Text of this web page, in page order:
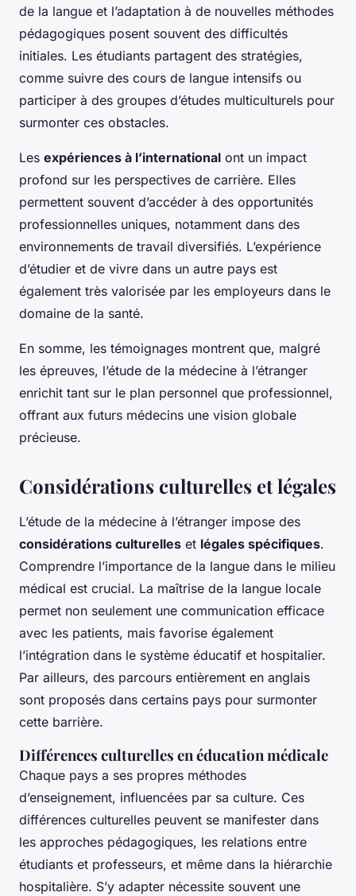
de la langue et l’adaptation à de nouvelles méthodes
pédagogiques posent souvent des difficultés
initiales. Les étudiants partagent des stratégies,
comme suivre des cours de langue intensifs ou
participer à des groupes d’études multiculturels pour
surmonter ces obstacles.
Les expériences à l’international ont un impact
profond sur les perspectives de carrière. Elles
permettent souvent d’accéder à des opportunités
professionnelles uniques, notamment dans des
environnements de travail diversifiés. L’expérience
d’étudier et de vivre dans un autre pays est
également très valorisée par les employeurs dans le
domaine de la santé.
En somme, les témoignages montrent que, malgré
les épreuves, l’étude de la médecine à l’étranger
enrichit tant sur le plan personnel que professionnel,
offrant aux futurs médecins une vision globale
précieuse.
Considérations culturelles et légales
L’étude de la médecine à l’étranger impose des
considérations culturelles et légales spécifiques.
Comprendre l’importance de la langue dans le milieu
médical est crucial. La maîtrise de la langue locale
permet non seulement une communication efficace
avec les patients, mais favorise également
l’intégration dans le système éducatif et hospitalier.
Par ailleurs, des parcours entièrement en anglais
sont proposés dans certains pays pour surmonter
cette barrière.
Différences culturelles en éducation médicale
Chaque pays a ses propres méthodes
d’enseignement, influencées par sa culture. Ces
différences culturelles peuvent se manifester dans
les approches pédagogiques, les relations entre
étudiants et professeurs, et même dans la hiérarchie
hospitalière. S’y adapter nécessite souvent une